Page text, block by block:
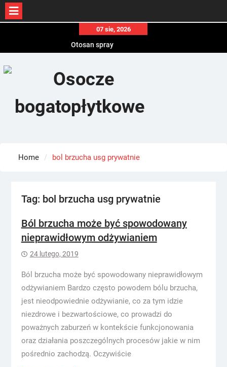
content
07 sie, 2026
Otosan spray
Home bol brzucha usg prywatnie
Tag: bol brzucha usg prywatnie
Ból brzucha może być spowodowany
nieprawidłowym odżywianiem
24 lutego, 2019
Ból brzucha może być spowodowany nieprawidłowym
odżywianiem Bardzo często powodem bólu brzucha,
jest nieodpowiednie odżywianie, co za tym idzie
niezdrowe i bezwartościowe, co prowadzi do
poważnych zaburzeń w kontekście funkcjonowania
oraz działania poszczególnych procesów jakie w nim
pośrednio zachodzą. Oczywiście